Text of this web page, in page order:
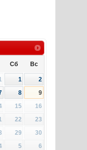
Сб Вс
1
2
8
9
15
16
22
23
29
30
5 6